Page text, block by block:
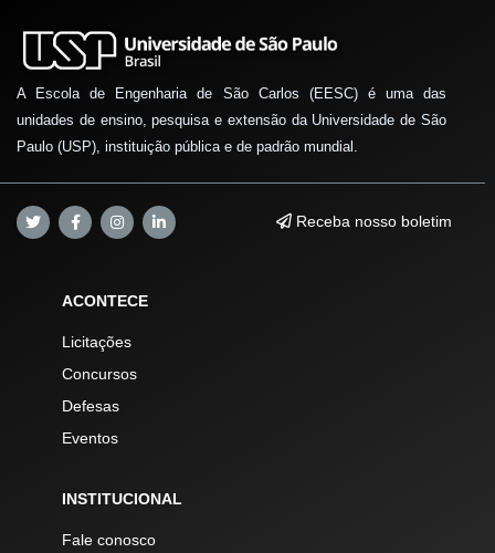
A Escola de Engenharia de São Carlos (EESC) é uma das
unidades de ensino, pesquisa e extensão da Universidade de São
Paulo (USP), instituição pública e de padrão mundial.
Receba nosso boletim
ACONTECE
Licitações
Concursos
Defesas
Eventos
INSTITUCIONAL
Fale conosco